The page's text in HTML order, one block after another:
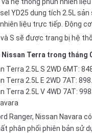
YD25 dung tích 2.5L
liệu trực tiếp. Động
và S sẽ được trang bị hệ
Nissan Terra trong tháng
Terra 2.5L S 2WD 6MT:
Terra 2.5L E 2WD 7AT:
Terra 2.5L V 4WD 7AT:
Ranger, Nissan Navara
phân phối phiên bản sử